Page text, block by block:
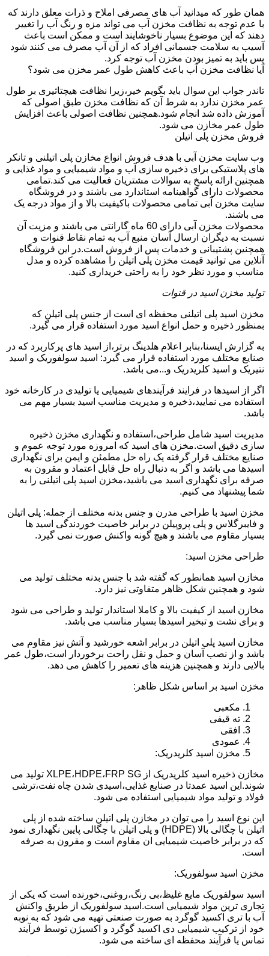
همان طور که میدانید آب های مصرفی املاح و ذرات معلق دارند که
با عدم توجه به نظافت مخزن آب می تواند مزه و رنگ آب را تغییر
دهند که این موضوع بسیار ناخوشایند است و ممکن است باعث
آسیب به سلامت جسمانی افراد که از آن آب مصرف می کنند شود
پس باید به تمیز بودن مخزن آب توجه کرد.
آیا نظافت مخزن آب باعث کاهش طول عمر مخزن می شود؟
تاندر جواب این سوال باید بگویم خیر،زیرا نظافت هیچتاثیری بر طول
عمر مخزن ندارد به شرط آن که نظافت مخزن طبق اصولی که
آموزش داده شد انجام شود.همچنین نظافت اصولی باعث افزایش
طول عمر مخازن می شود.
فروش مخزن پلی اتیلن
وب سایت مخزن آبی با هدف فروش انواع مخازن پلی اتیلنی و تانکر
های پلاستیکی برای ذخیره سازی آب و مواد شیمیایی و مواد غذایی و
همچنین ارائه پاسخ به سوالات مشتریان فعالیت می کند.تمامی
محصولات دارای گواهینامه استاندارد می باشند و در فروشگاه
سایت مخزن آبی تمامی محصولات باکیفیت بالا و از مواد درجه یک
می باشند.
محصولات مخزن آبی دارای 60 ماه گارانتی می باشند و مزیت آن
نسبت به دیگران ارسال آسان منبع آب به تمام نقاط قنوات و
همچنین پشتیبانی و خدمات پس از فروش است.در این فروشگاه
آنلاین می توانید قیمت مخزن پلی اتیلن را مشاهده کرده و مدل
مناسب و مورد نظر خود را به راحتی خریداری کنید.
تولید مخزن اسید در قنوات
مخزن اسید پلی اتیلنی محفظه ای است از جنس پلی اتیلن که
بمنظور ذخیره و حمل انواع اسید مورد استفاده قرار می گیرد.
به گزارش ایسنا،بنابر اعلام هلدینگ برتر،از اسید های پرکاربرد که در
صنایع مختلف مورد استفاده قرار می گیرد: اسید سولفوریک و اسید
نتیریک و اسید کلریدریک و...می باشد.
اگر از اسیدها در فرایند فرآیندهای شیمیایی یا تولیدی در کارخانه خود
استفاده می نمایید،ذخیره و مدیریت مناسب اسید بسیار مهم می
باشد.
مدیریت اسید شامل طراحی،استفاده و نگهداری مخزن ذخیره
سازی دقیق است.مخزن های اسید که امروزه مورد توجه عموم و
صنایع مختلف قرار گرفته یک راه حل مطمئن و ایمن برای نگهداری
اسیدها می باشد و اگر به دنبال راه حل قابل اعتماد و مقرون به
صرفه برای نگهداری اسید می باشید،مخزن اسید پلی اتیلنی را به
شما پیشنهاد می کنیم.
مخزن اسید با طراحی مدرن و جنس بدنه مختلف از جمله: پلی اتیلن
و فایبرگلاس و پلی پروپیلن در برابر خاصیت خوردندگی اسید ها
بسیار مقاوم می باشند و هیچ گونه واکنش صورت نمی گیرد.
طراحی مخزن اسید:
مخازن اسید همانطور که گفته شد با جنس بدنه مختلف تولید می
شود و همچنین شکل ظاهر متفاوتی نیز دارد.
مخازن اسید از کیفیت بالا و کاملا استاندار تولید و طراحی می شود
و برای نشت و تبخیر اسیدها بسیار مناسب می باشد.
مخازن اسید پلی اتیلن در برابر اشعه خورشید و آتش نیز مقاوم می
باشد و از نصب آسان و حمل و نقل راحت برخوردار است،طول عمر
بالایی دارند و همچنین هزینه های تعمیر را کاهش می دهد.
مخزن اسید بر اساس شکل ظاهر:
مکعبی
ته قیفی
افقی
عمودی
مخزن اسید کلریدریک:
مخازن ذخیره اسید کلریدریک از XLPE،HDPE،FRP SG تولید می
شوند.این اسید عمدتا در صنایع غذایی،اسیدی شدن چاه نفت،ترشی
فولاد و تولید مواد شیمیایی استفاده می شود.
این نوع اسید را می توان در مخازن پلی اتیلن ساخته شده از پلی
اتیلن با چگالی بالا (HDPE) و پلی اتیلن با چگالی پایین نگهداری نمود
که در برابر خاصیت شیمیایی ان مقاوم است و مقرون به صرفه
است.
مخزن اسید سولفوریک:
اسید سولفوریک مایع غلیظ،بی رنگ،روغنی،خورنده است که یکی از
تجاری ترین مواد شیمیایی است.اسید سولفوریک از طریق واکنش
آب با تری اکسید گوگرد به صورت صنعتی تهیه می شود که به نوبه
خود از ترکیب شیمیایی دی اکسید گوگرد و اکسیژن توسط فرآیند
تماس یا فرآیند محفظه ای ساخته می شود.